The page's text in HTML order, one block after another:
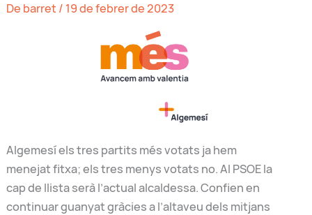
De barret / 19 de febrer de 2023
Algemesí els tres partits més votats ja hem
menejat fitxa; els tres menys votats no. Al PSOE la
cap de llista serà l’actual alcaldessa. Confien en
continuar guanyat gràcies a l’altaveu dels mitjans